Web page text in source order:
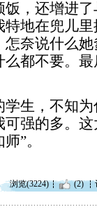
，还增进
地在兜儿
奈说什么
都不要。
生，不知
强的多。
”。
浏览(3224) (2)